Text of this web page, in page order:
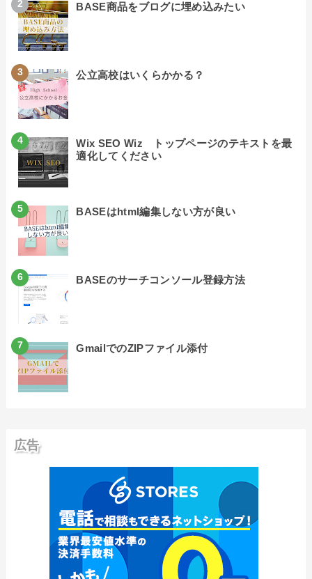
BASE商品をブログに埋め込みたい
公立高校はいくらかかる？
Wix SEO Wiz トップページのテキストを最
適化してください
BASEはhtml編集しない方が良い
BASEのサーチコンソール登録方法
GmailでのZIPファイル添付
広告